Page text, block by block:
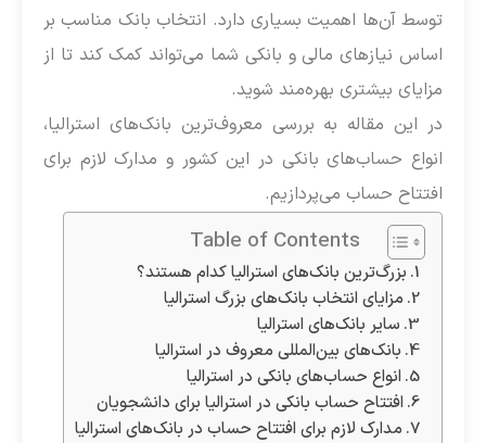
توسط آن‌ها اهمیت بسیاری دارد. انتخاب بانک مناسب بر
اساس نیازهای مالی و بانکی شما می‌تواند کمک کند تا از
مزایای بیشتری بهره‌مند شوید.
در این مقاله به بررسی معروف‌ترین بانک‌های استرالیا،
انواع حساب‌های بانکی در این کشور و مدارک لازم برای
افتتاح حساب می‌پردازیم.
Table of Contents
بزرگ‌ترین بانک‌های استرالیا کدام هستند؟
مزایای انتخاب بانک‌های بزرگ استرالیا
سایر بانک‌های استرالیا
بانک‌های بین‌المللی معروف در استرالیا
انواع حساب‌های بانکی در استرالیا
افتتاح حساب بانکی در استرالیا برای دانشجویان
مدارک لازم برای افتتاح حساب در بانک‌های استرالیا